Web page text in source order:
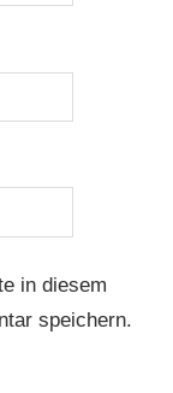
in diesem
speichern.